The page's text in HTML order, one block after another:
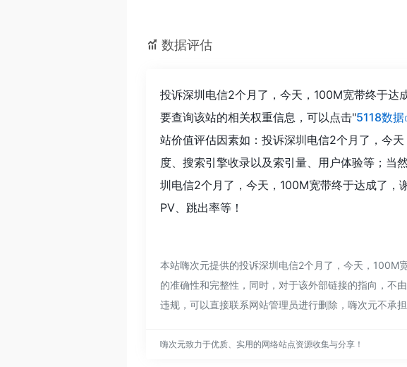
数据评估
投诉深圳电信2个月了，今天，100M宽带终于达
要查询该站的相关权重信息，可以点击"5118数据
站价值评估因素如：投诉深圳电信2个月了，今
度、搜索引擎收录以及索引量、用户体验等；当
圳电信2个月了，今天，100M宽带终于达成了，
PV、跳出率等！
本站嗨次元提供的投诉深圳电信2个月了，今天，100M
的准确性和完整性，同时，对于该外部链接的指向，
违规，可以直接联系网站管理员进行删除，嗨次元不承担
嗨次元致力于优质、实用的网络站点资源收集与分享！